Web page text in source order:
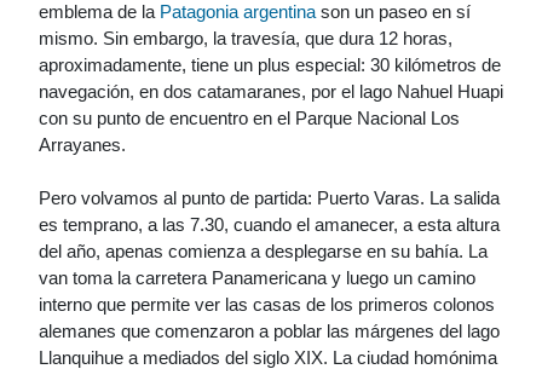
emblema de la Patagonia argentina son un paseo en sí
mismo. Sin embargo, la travesía, que dura 12 horas,
aproximadamente, tiene un plus especial: 30 kilómetros de
navegación, en dos catamaranes, por el lago Nahuel Huapi
con su punto de encuentro en el Parque Nacional Los
Arrayanes.
Pero volvamos al punto de partida: Puerto Varas. La salida
es temprano, a las 7.30, cuando el amanecer, a esta altura
del año, apenas comienza a desplegarse en su bahía. La
van toma la carretera Panamericana y luego un camino
interno que permite ver las casas de los primeros colonos
alemanes que comenzaron a poblar las márgenes del lago
Llanquihue a mediados del siglo XIX. La ciudad homónima